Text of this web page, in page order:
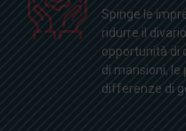
Spinge le
ridurre il
opportunità di
di mansioni, le
differenze di